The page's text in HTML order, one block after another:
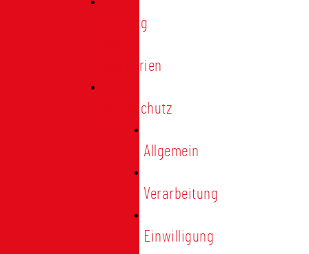
Satzung
Regularien
Datenschutz
Allgemein
Verarbeitung
Einwilligung